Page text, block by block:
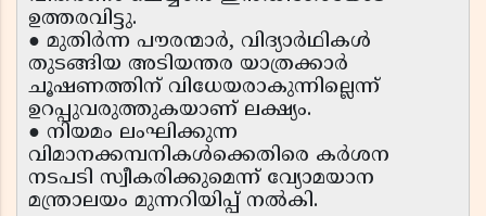
ഉത്തരവിട്ടു.
● മുതിർന്ന പൗരന്മാർ, വിദ്യാർഥികൾ
തുടങ്ങിയ അടിയന്തര യാത്രക്കാർ
ചൂഷണത്തിന് വിധേയരാകുന്നില്ലെന്ന്
ഉറപ്പുവരുത്തുകയാണ് ലക്ഷ്യം.
● നിയമം ലംഘിക്കുന്ന
വിമാനക്കമ്പനികൾക്കെതിരെ കർശന
നടപടി സ്വീകരിക്കുമെന്ന് വ്യോമയാന
മന്ത്രാലയം മുന്നറിയിപ്പ് നൽകി.